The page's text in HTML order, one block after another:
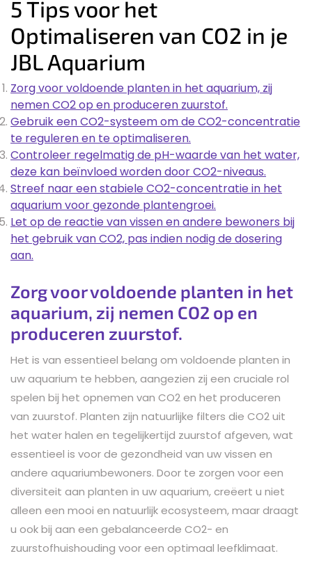
5 Tips voor het
Optimaliseren van CO2 in je
JBL Aquarium
Zorg voor voldoende planten in het aquarium, zij
nemen CO2 op en produceren zuurstof.
Gebruik een CO2-systeem om de CO2-concentratie
te reguleren en te optimaliseren.
Controleer regelmatig de pH-waarde van het water,
deze kan beïnvloed worden door CO2-niveaus.
Streef naar een stabiele CO2-concentratie in het
aquarium voor gezonde plantengroei.
Let op de reactie van vissen en andere bewoners bij
het gebruik van CO2, pas indien nodig de dosering
aan.
Zorg voor voldoende planten in het
aquarium, zij nemen CO2 op en
produceren zuurstof.
Het is van essentieel belang om voldoende planten in
uw aquarium te hebben, aangezien zij een cruciale rol
spelen bij het opnemen van CO2 en het produceren
van zuurstof. Planten zijn natuurlijke filters die CO2 uit
het water halen en tegelijkertijd zuurstof afgeven, wat
essentieel is voor de gezondheid van uw vissen en
andere aquariumbewoners. Door te zorgen voor een
diversiteit aan planten in uw aquarium, creëert u niet
alleen een mooi en natuurlijk ecosysteem, maar draagt
u ook bij aan een gebalanceerde CO2- en
zuurstofhuishouding voor een optimaal leefklimaat.